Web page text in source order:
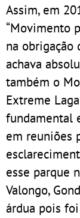
Assim, em
“Movimento
na obrigação
achava
também o
Extreme
fundamental
em reuniões
esse parque
Valongo,
árdua pois